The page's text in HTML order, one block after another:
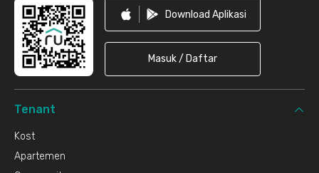
Download Aplikasi
Masuk / Daftar
Tenant
Kost
Apartemen